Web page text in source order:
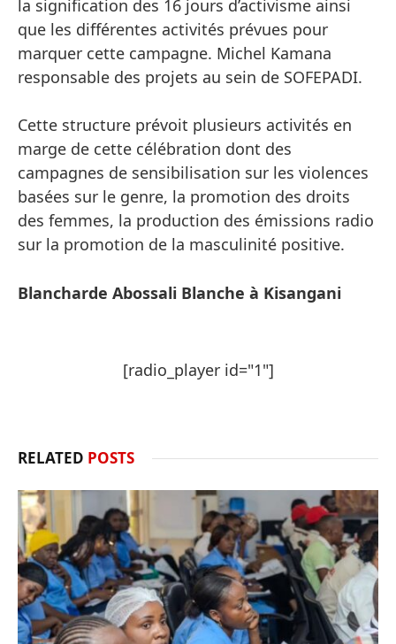
la signification des 16 jours d’activisme ainsi
que les différentes activités prévues pour
marquer cette campagne. Michel Kamana
responsable des projets au sein de SOFEPADI.
Cette structure prévoit plusieurs activités en
marge de cette célébration dont des
campagnes de sensibilisation sur les violences
basées sur le genre, la promotion des droits
des femmes, la production des émissions radio
sur la promotion de la masculinité positive.
Blancharde Abossali Blanche à Kisangani
[radio_player id="1"]
RELATED POSTS